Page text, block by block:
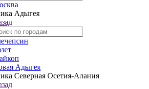
Адыгея
Адыгея
Северная Осетия-Алания